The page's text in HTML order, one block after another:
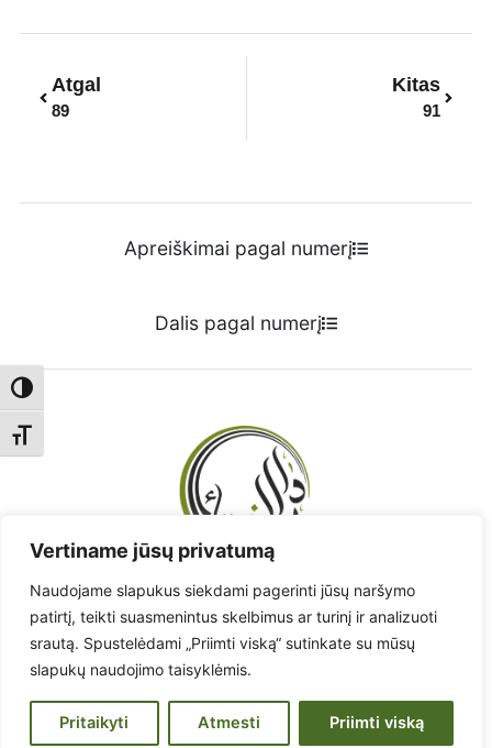
Vertiname jūsų privatumą
Naudojame slapukus siekdami pagerinti jūsų naršymo
patirtį, teikti suasmenintus skelbimus ar turinį ir analizuoti
srautą. Spustelėdami „Priimti viską“ sutinkate su mūsų
slapukų naudojimo taisyklėmis.
Pritaikyti Atmesti Priimti viską
Toggle High Contrast
Toggle Font size
Atgal
89
Kitas
91
Apreiškimai pagal numerį
Dalis pagal numerį
Radote klaidą? - Praneškite!
Pranešti apie klaidą
Lietuvos musulmonų religinių bendruomenių taryba.